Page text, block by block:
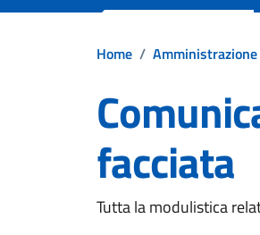
Home / Amministrazione
facciata
Dettagli del
Tutta la modulistica